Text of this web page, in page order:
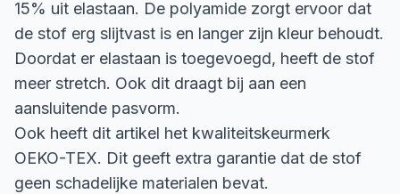
15% uit elastaan. De polyamide zorgt ervoor dat
de stof erg slijtvast is en langer zijn kleur behoudt.
Doordat er elastaan is toegevoegd, heeft de stof
meer stretch. Ook dit draagt bij aan een
aansluitende pasvorm.
Ook heeft dit artikel het kwaliteitskeurmerk
OEKO-TEX. Dit geeft extra garantie dat de stof
geen schadelijke materialen bevat.